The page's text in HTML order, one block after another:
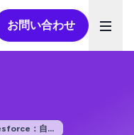
お問い合わせ
：自...